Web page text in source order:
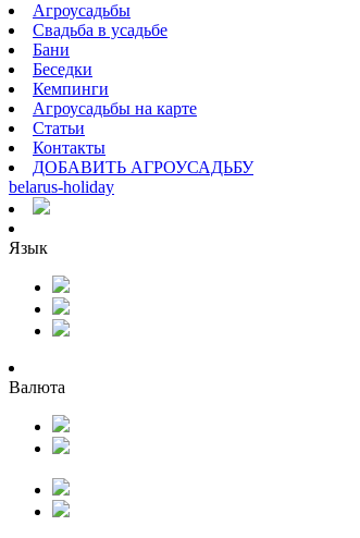
Агроусадьбы
Свадьба в усадьбе
Бани
Беседки
Кемпинги
Агроусадьбы на карте
Статьи
Контакты
ДОБАВИТЬ АГРОУСАДЬБУ
belarus-holiday
Язык
Валюта